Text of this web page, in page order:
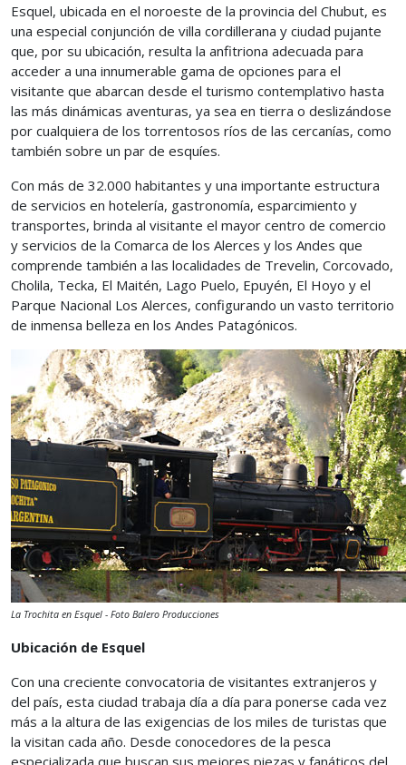
Esquel, ubicada en el noroeste de la provincia del Chubut, es
una especial conjunción de villa cordillerana y ciudad pujante
que, por su ubicación, resulta la anfitriona adecuada para
acceder a una innumerable gama de opciones para el
visitante que abarcan desde el turismo contemplativo hasta
las más dinámicas aventuras, ya sea en tierra o deslizándose
por cualquiera de los torrentosos ríos de las cercanías, como
también sobre un par de esquíes.
Con más de 32.000 habitantes y una importante estructura
de servicios en hotelería, gastronomía, esparcimiento y
transportes, brinda al visitante el mayor centro de comercio
y servicios de la Comarca de los Alerces y los Andes que
comprende también a las localidades de Trevelin, Corcovado,
Cholila, Tecka, El Maitén, Lago Puelo, Epuyén, El Hoyo y el
Parque Nacional Los Alerces, configurando un vasto territorio
de inmensa belleza en los Andes Patagónicos.
La Trochita en Esquel - Foto Balero Producciones
Ubicación de Esquel
Con una creciente convocatoria de visitantes extranjeros y
del país, esta ciudad trabaja día a día para ponerse cada vez
más a la altura de las exigencias de los miles de turistas que
la visitan cada año. Desde conocedores de la pesca
especializada que buscan sus mejores piezas y fanáticos del